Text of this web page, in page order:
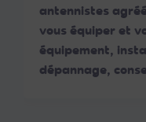
antennistes
vous équiper et
équipement,
dépannage,